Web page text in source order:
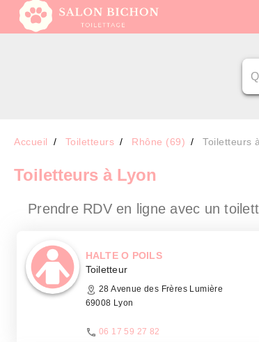
Accueil Toiletteurs Rhône (69) Toiletteurs
Toiletteurs à Lyon
Prendre RDV en ligne avec un
HALTE O POILS
Toiletteur
28 Avenue des Frères Lumière
69008 Lyon
06 17 59 27 82